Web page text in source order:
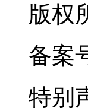
版权
备案
特别